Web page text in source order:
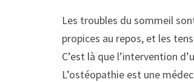
Les troubles du sommeil
propices au repos, et les
C’est là que l’intervention
L’ostéopathie est une